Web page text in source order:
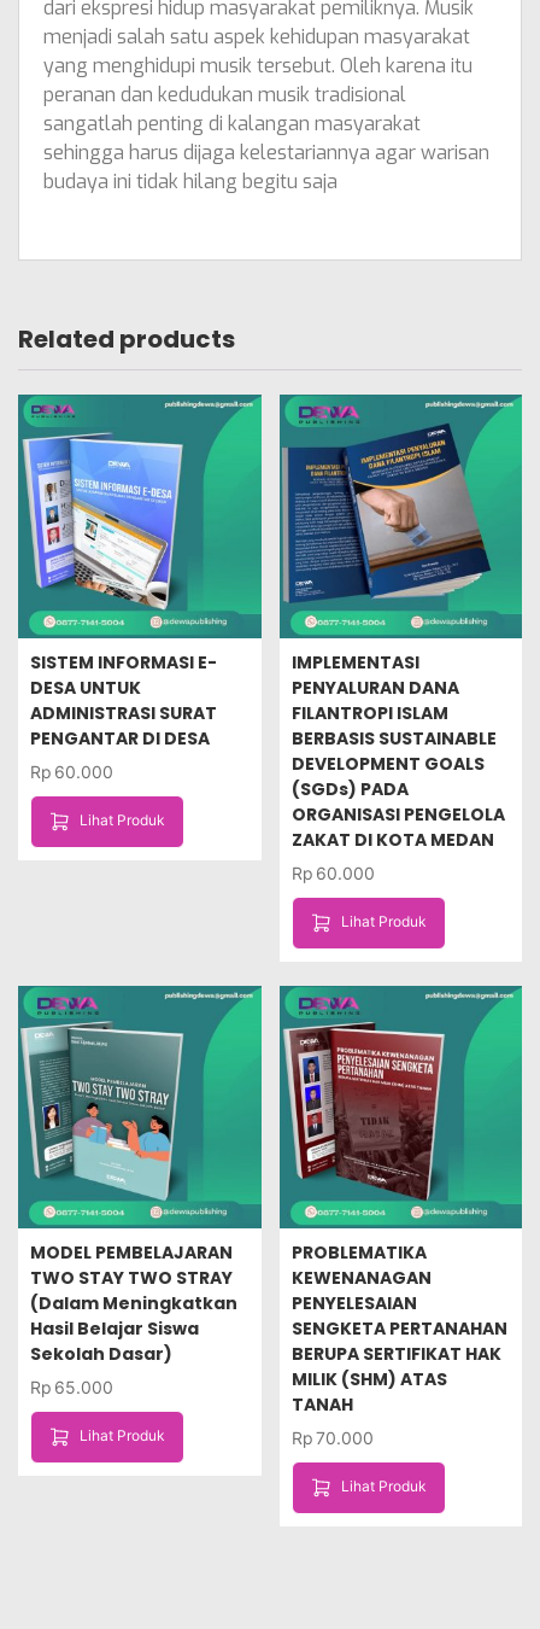
dari ekspresi hidup masyarakat pemiliknya. Musik
menjadi salah satu aspek kehidupan masyarakat
yang menghidupi musik tersebut. Oleh karena itu
peranan dan kedudukan musik tradisional
sangatlah penting di kalangan masyarakat
sehingga harus dijaga kelestariannya agar warisan
budaya ini tidak hilang begitu saja
Related products
SISTEM INFORMASI E-
DESA UNTUK
ADMINISTRASI SURAT
PENGANTAR DI DESA
Rp 60.000
Lihat Produk
IMPLEMENTASI
PENYALURAN DANA
FILANTROPI ISLAM
BERBASIS SUSTAINABLE
DEVELOPMENT GOALS
(SGDs) PADA
ORGANISASI PENGELOLA
ZAKAT DI KOTA MEDAN
Rp 60.000
Lihat Produk
MODEL PEMBELAJARAN
TWO STAY TWO STRAY
(Dalam Meningkatkan
Hasil Belajar Siswa
Sekolah Dasar)
Rp 65.000
Lihat Produk
PROBLEMATIKA
KEWENANAGAN
PENYELESAIAN
SENGKETA PERTANAHAN
BERUPA SERTIFIKAT HAK
MILIK (SHM) ATAS
TANAH
Rp70.000
Lihat Produk